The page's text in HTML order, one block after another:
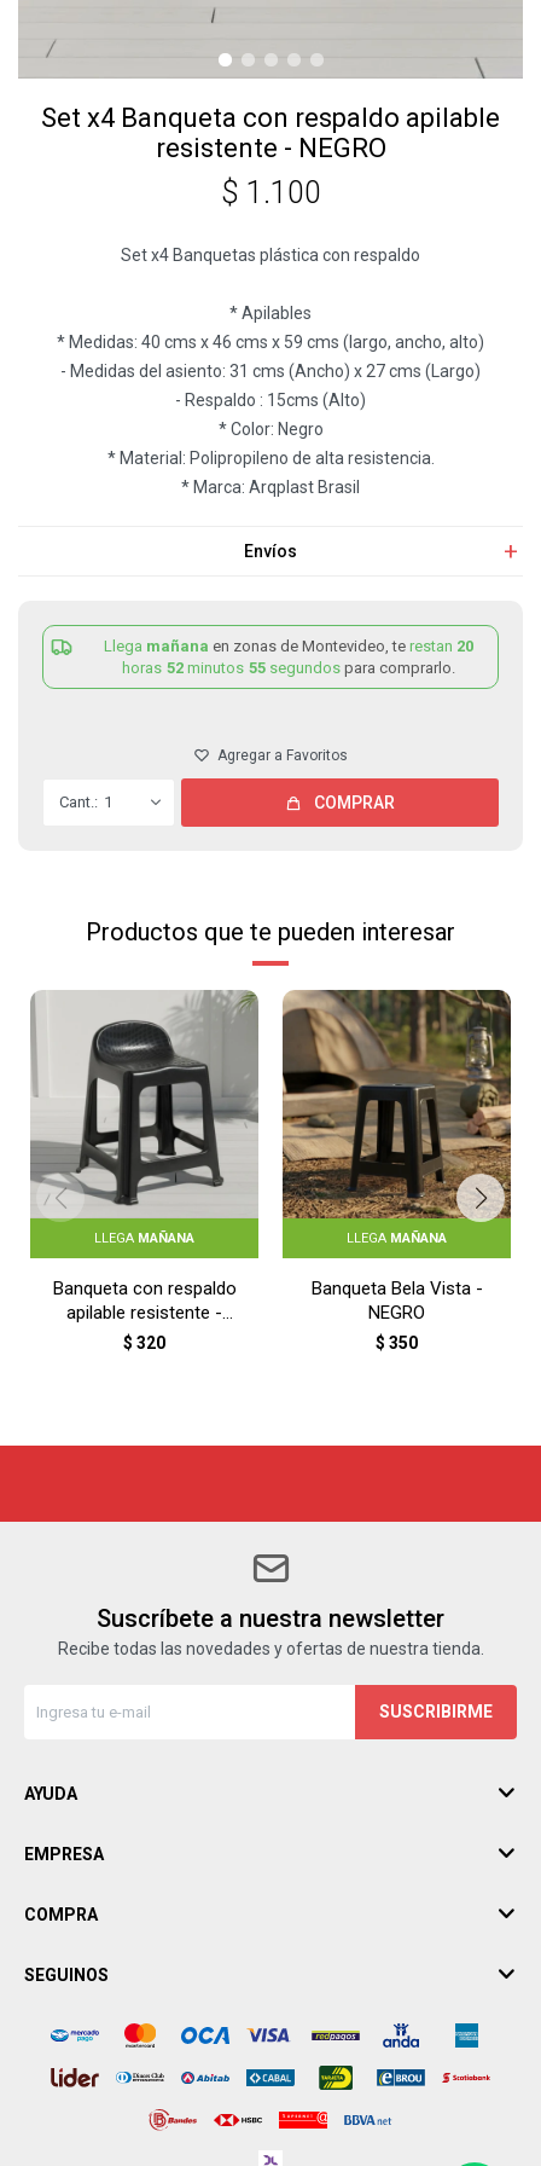
Set x4 Banqueta con respaldo apilable
resistente - NEGRO
$ 1.100
Set x4 Banquetas plástica con respaldo
* Apilables
* Medidas: 40 cms x 46 cms x 59 cms (largo, ancho, alto)
- Medidas del asiento: 31 cms (Ancho) x 27 cms (Largo)
- Respaldo : 15cms (Alto)
* Color: Negro
* Material: Polipropileno de alta resistencia.
* Marca: Arqplast Brasil
Envíos
Llega mañana en zonas de Montevideo, te restan 20
horas 52 minutos 55 segundos para comprarlo.
1 COMPRAR
Productos que te pueden interesar
LLEGA MAÑANA
Banqueta con respaldo
apilable resistente -
NEGRO
$ 320
LLEGA MAÑANA
Banqueta Bela Vista -
NEGRO
$ 350
Suscríbete a nuestra newsletter
Recibe todas las novedades y ofertas de nuestra tienda.
SUSCRIBIRME
AYUDA
EMPRESA
COMPRA
SEGUINOS